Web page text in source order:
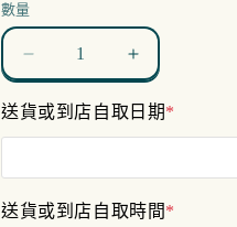
數量
Timeless
Green
數
量
減
少
Timeless
Green
數
量
增
加
送貨或到店自取日期*
送貨或到店自取時間*